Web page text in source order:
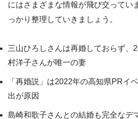
にはさまざまな情報が飛び交ってい
っかり整理していきましょう。
三山ひろしさんは再婚しておらず、
村洋子さんが唯一の妻
「再婚説」は2022年の高知県PRイ
出が原因
島崎和歌子さんとの結婚も完全なデ